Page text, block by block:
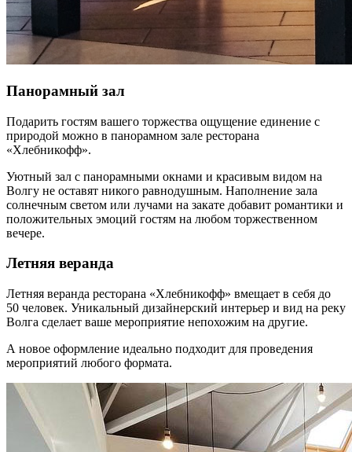
Панорамный зал
Подарить гостям вашего торжества ощущение единение с
природой можно в панорамном зале ресторана
«Хлебникофф».
Уютный зал с панорамными окнами и красивым видом на
Волгу не оставят никого равнодушным. Наполнение зала
солнечным светом или лучами на закате добавит романтики и
положительных эмоций гостям на любом торжественном
вечере.
Летняя веранда
Летняя веранда ресторана «Хлебникофф» вмещает в себя до
50 человек. Уникальный дизайнерский интерьер и вид на реку
Волга сделает ваше мероприятие непохожим на другие.
А новое оформление идеально подходит для проведения
мероприятий любого формата.